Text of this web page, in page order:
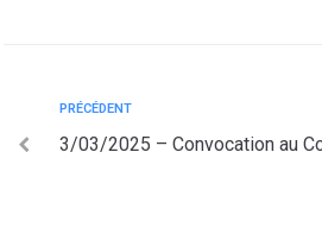
PRÉCÉDENT
3/03/2025 – Convocation au